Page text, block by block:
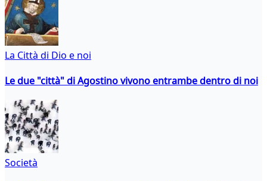
La Città di Dio e noi
Le due "città" di Agostino vivono entrambe dentro di noi
Società